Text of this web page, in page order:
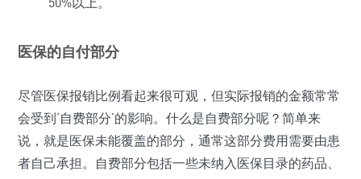
医保的自付部分
尽管医保报销比例看起来很可观，但实际报销的金额常常
会受到‘自费部分’的影响。什么是自费部分呢？简单来
说，就是医保未能覆盖的部分，通常这部分费用需要由患
者自己承担。自费部分包括一些未纳入医保目录的药品、